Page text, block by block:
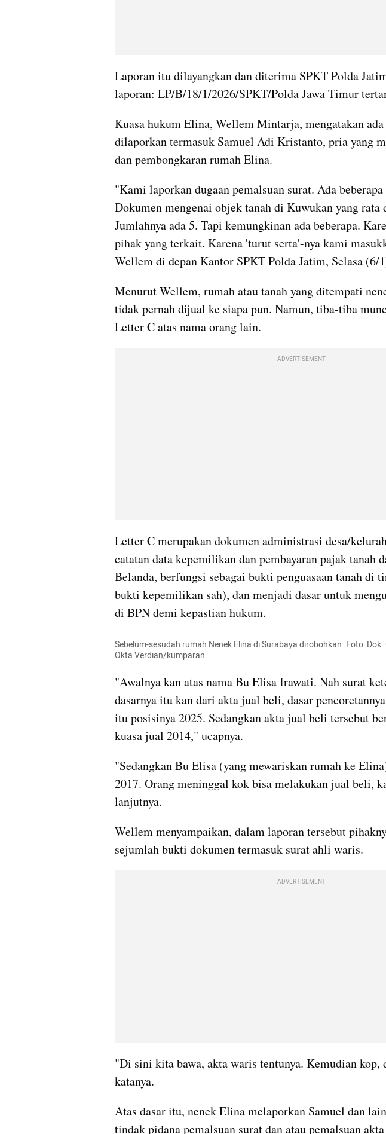
Laporan itu dilayangkan dan diterima SPKT Polda
laporan: LP/B/18/1/2026/SPKT/Polda Jawa Timur
Kuasa hukum Elina, Wellem Mintarja, mengatakan
dilaporkan termasuk Samuel Adi Kristanto, pria yang
dan pembongkaran rumah Elina.
"Kami laporkan dugaan pemalsuan surat. Ada
Dokumen mengenai objek tanah di Kuwukan yang rata
Jumlahnya ada 5. Tapi kemungkinan ada beberapa.
pihak yang terkait. Karena 'turut serta'-nya kami
Wellem di depan Kantor SPKT Polda Jatim, Selasa (6/
Menurut Wellem, rumah atau tanah yang ditempati
tidak pernah dijual ke siapa pun. Namun, tiba-tiba
Letter C atas nama orang lain.
ADVERTISEMENT
Letter C merupakan dokumen administrasi desa/
catatan data kepemilikan dan pembayaran pajak tanah
Belanda, berfungsi sebagai bukti penguasaan tanah di
bukti kepemilikan sah), dan menjadi dasar untuk
di BPN demi kepastian hukum.
Sebelum-sesudah rumah Nenek Elina di Surabaya dirobohkan. Foto:
Okta Verdian/kumparan
"Awalnya kan atas nama Bu Elisa Irawati. Nah surat
dasarnya itu kan dari akta jual beli, dasar
itu posisinya 2025. Sedangkan akta jual beli tersebut
kuasa jual 2014," ucapnya.
"Sedangkan Bu Elisa (yang mewariskan rumah ke
2017. Orang meninggal kok bisa melakukan jual beli,
lanjutnya.
Wellem menyampaikan, dalam laporan tersebut
sejumlah bukti dokumen termasuk surat ahli waris.
ADVERTISEMENT
"Di sini kita bawa, akta waris tentunya. Kemudian kop,
katanya.
Atas dasar itu, nenek Elina melaporkan Samuel dan
tindak pidana pemalsuan surat dan atau pemalsuan